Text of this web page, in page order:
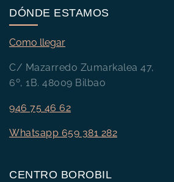
DÓNDE ESTAMOS
Como llegar
C/ Mazarredo Zumarkalea 47,
6º, 1B. 48009 Bilbao
946 75 46 62
Whatsapp 659 381 282
CENTRO BOROBIL